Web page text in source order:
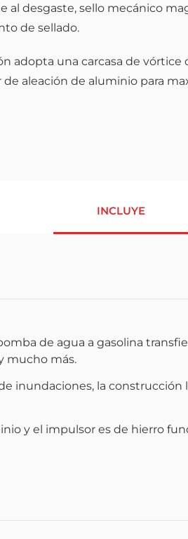
al desgaste, sello mecánico
de sellado.
adopta una carcasa de
aleación de aluminio para
INCLUYE
de agua a gasolina
mucho más.
inundaciones, la construcción
y el impulsor es de hierro